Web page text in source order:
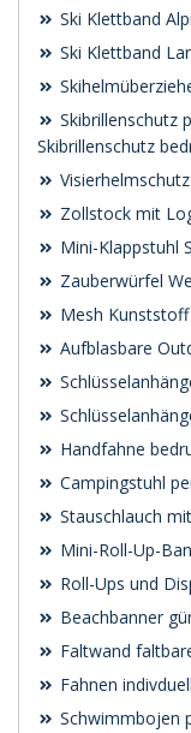
Ski Klettband
Ski Klettband
Skibrillenschutz
Skibrillenschutz
Zollstock mit
Mini-Klappstuhl
Zauberwürfel
Mesh
Aufblasbare
Handfahne
Campingstuhl
Stauschlauch
Mini-Roll-Up-
Roll-Ups und
Beachbanner
Faltwand
Fahnen
Schwimmbojen